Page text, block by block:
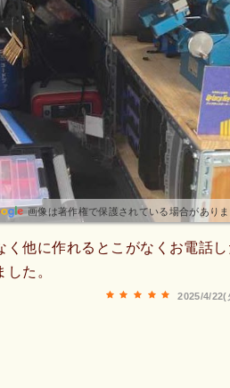
画像は著作権で保護されている場合がありま
く他に作れるとこがなくお電話
た。
2025/4/22(